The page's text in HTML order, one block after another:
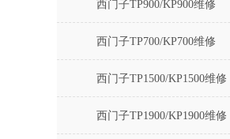
西门子TP900/KP900维修
西门子TP700/KP700维修
西门子TP1500/KP1500维修
西门子TP1900/KP1900维修